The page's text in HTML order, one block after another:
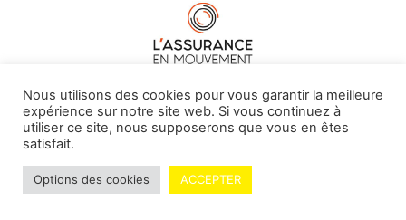
À PROPOS DE NOUS•CONTACT
© L'assurance en mouvement -By Vovoxx Média
Mentions légales Contributeurs
Nous utilisons des cookies pour vous garantir la meilleure
expérience sur notre site web. Si vous continuez à
utiliser ce site, nous supposerons que vous en êtes
satisfait.
Options des cookies ACCEPTER